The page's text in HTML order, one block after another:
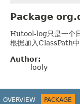
Package
Hutool-log只是一个
根据加入ClassPath
Author:
looly
OVERVIEW PACKAGE